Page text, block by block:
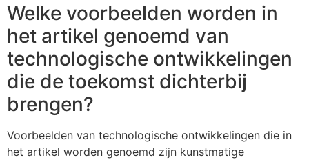
Welke voorbeelden worden in
het artikel genoemd van
technologische ontwikkelingen
die de toekomst dichterbij
brengen?
Voorbeelden van technologische ontwikkelingen die in
het artikel worden genoemd zijn kunstmatige